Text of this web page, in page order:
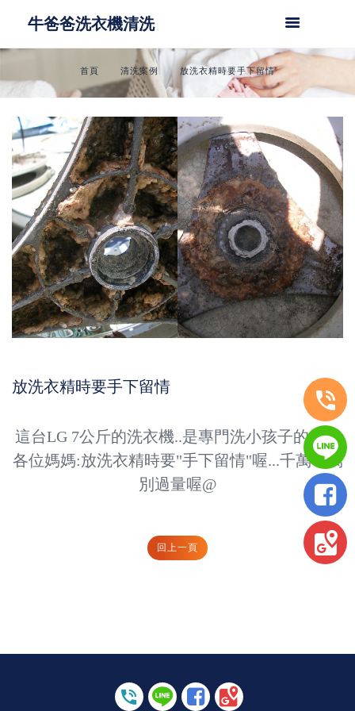
牛爸爸洗衣機清洗
首頁 清洗案例 放洗衣精時要手下留情
放洗衣精時要手下留情
這台LG 7公斤的洗衣機..是專門洗小孩子的衣服
各位媽媽:放洗衣精時要"手下留情"喔...千萬千萬
別過量喔@
回上一頁